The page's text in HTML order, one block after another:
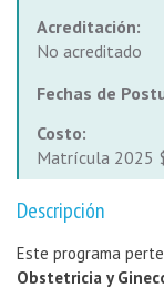
Acreditación:
No acreditado
Fechas de
Costo:
Matrícula 2025
Descripción
Este programa
Obstetricia y